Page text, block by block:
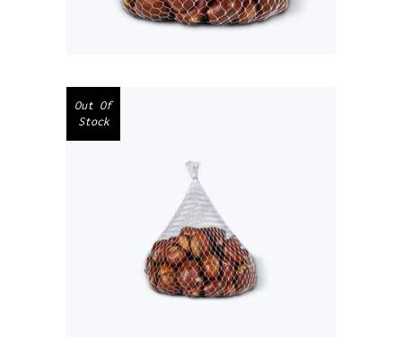
MONTES 1KG
Out Of
Stock
CASTANHA DE
TRÁS-OS-